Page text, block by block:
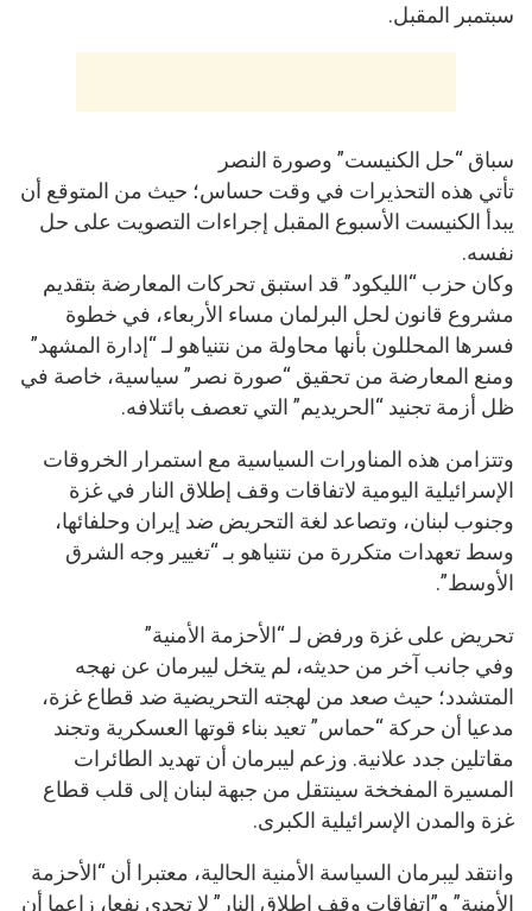
سبتمبر المقبل.
سباق “حل الكنيست” وصورة النصر
تأتي هذه التحذيرات في وقت حساس؛ حيث من المتوقع أن
يبدأ الكنيست الأسبوع المقبل إجراءات التصويت على حل
نفسه.
وكان حزب “الليكود” قد استبق تحركات المعارضة بتقديم
مشروع قانون لحل البرلمان مساء الأربعاء، في خطوة
فسرها المحللون بأنها محاولة من نتنياهو لـ “إدارة المشهد”
ومنع المعارضة من تحقيق “صورة نصر” سياسية، خاصة في
ظل أزمة تجنيد “الحريديم” التي تعصف بائتلافه.
وتتزامن هذه المناورات السياسية مع استمرار الخروقات
الإسرائيلية اليومية لاتفاقات وقف إطلاق النار في غزة
وجنوب لبنان، وتصاعد لغة التحريض ضد إيران وحلفائها،
وسط تعهدات متكررة من نتنياهو بـ “تغيير وجه الشرق
الأوسط”.
تحريض على غزة ورفض لـ “الأحزمة الأمنية”
وفي جانب آخر من حديثه، لم يتخل ليبرمان عن نهجه
المتشدد؛ حيث صعد من لهجته التحريضية ضد قطاع غزة،
مدعيا أن حركة “حماس” تعيد بناء قوتها العسكرية وتجند
مقاتلين جدد علانية. وزعم ليبرمان أن تهديد الطائرات
المسيرة المفخخة سينتقل من جبهة لبنان إلى قلب قطاع
غزة والمدن الإسرائيلية الكبرى.
وانتقد ليبرمان السياسة الأمنية الحالية، معتبرا أن “الأحزمة
الأمنية” و”اتفاقات وقف إطلاق النار” لا تجدي نفعا، زاعما أن